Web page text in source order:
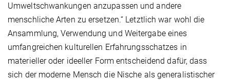
Umweltschwankungen anzupassen und andere
menschliche Arten zu ersetzen.“ Letztlich war wohl die
Ansammlung, Verwendung und Weitergabe eines
umfangreichen kulturellen Erfahrungsschatzes in
materieller oder ideeller Form entscheidend dafür, dass
sich der moderne Mensch die Nische als generalistischer